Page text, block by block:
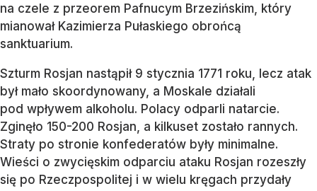
na czele z przeorem Pafnucym Brzezińskim, który
mianował Kazimierza Pułaskiego obrońcą
sanktuarium.
Szturm Rosjan nastąpił 9 stycznia 1771 roku, lecz atak
był mało skoordynowany, a Moskale działali
pod wpływem alkoholu. Polacy odparli natarcie.
Zginęło 150-200 Rosjan, a kilkuset zostało rannych.
Straty po stronie konfederatów były minimalne.
Wieści o zwycięskim odparciu ataku Rosjan rozeszły
się po Rzeczpospolitej i w wielu kręgach przydały